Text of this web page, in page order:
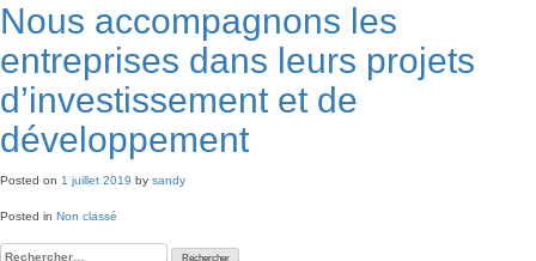
Nous accompagnons les
entreprises dans leurs projets
d’investissement et de
développement
Posted on 1 juillet 2019 by sandy
Posted in Non classé
Rechercher :